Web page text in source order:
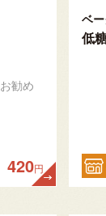
勧め
420円
ベ
低